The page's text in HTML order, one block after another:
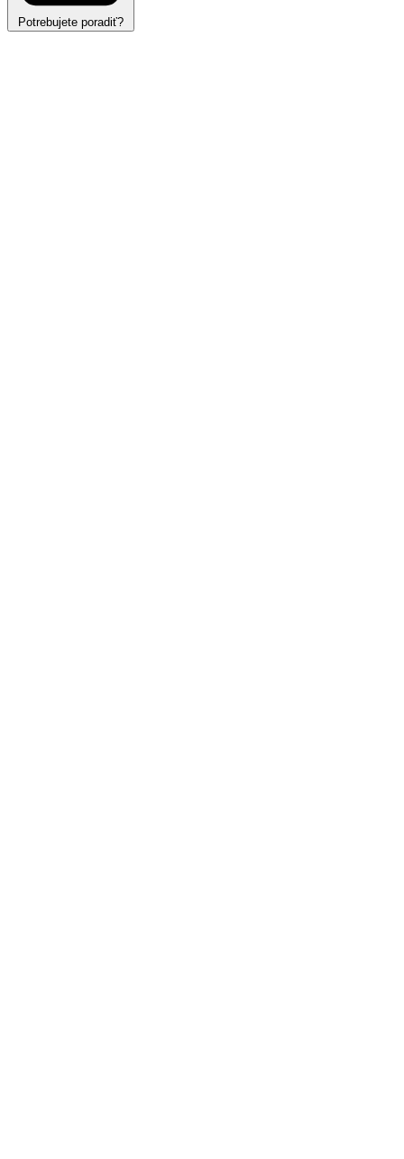
Potrebujete poradiť?